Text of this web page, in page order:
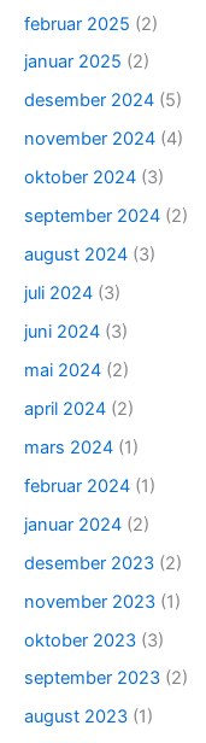
februar 2025 (2)
januar 2025 (2)
desember 2024 (5)
november 2024 (4)
oktober 2024 (3)
september 2024 (2)
august 2024 (3)
juli 2024 (3)
juni 2024 (3)
mai 2024 (2)
april 2024 (2)
mars 2024 (1)
februar 2024 (1)
januar 2024 (2)
desember 2023 (2)
november 2023 (1)
oktober 2023 (3)
september 2023 (2)
august 2023 (1)